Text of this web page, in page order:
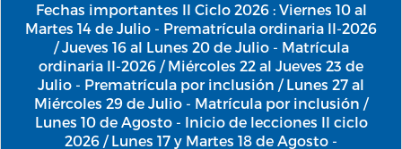
Fechas importantes II Ciclo 2026 : Viernes 10 al
Martes 14 de Julio - Prematrícula ordinaria II-2026
/ Jueves 16 al Lunes 20 de Julio - Matrícula
ordinaria II-2026 / Miércoles 22 al Jueves 23 de
Julio - Prematrícula por inclusión / Lunes 27 al
Miércoles 29 de Julio - Matrícula por inclusión /
Lunes 10 de Agosto - Inicio de lecciones II ciclo
2026 / Lunes 17 y Martes 18 de Agosto -